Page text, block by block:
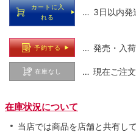
カートに入
れる
… 3日以内発
予約する … 発売・入
在庫なし … 現在ご注
在庫状況について
当店では商品を店舗と共有し